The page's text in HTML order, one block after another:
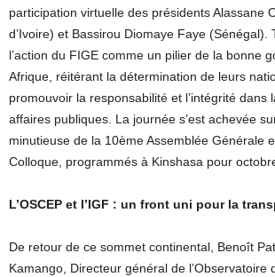
participation virtuelle des présidents Alassane
d’Ivoire) et Bassirou Diomaye Faye (Sénégal).
l’action du FIGE comme un pilier de la bonne
Afrique, réitérant la détermination de leurs
promouvoir la responsabilité et l’intégrité dans
affaires publiques. La journée s’est achevée
minutieuse de la 10ème Assemblée Générale
Colloque, programmés à Kinshasa pour
L’OSCEP et l’IGF : un front uni pour la
De retour de ce sommet continental, Benoît
Kamango, Directeur général de l’Observatoire